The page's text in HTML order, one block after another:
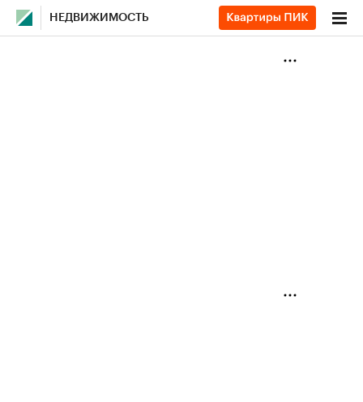
НЕДВИЖИМОСТЬ